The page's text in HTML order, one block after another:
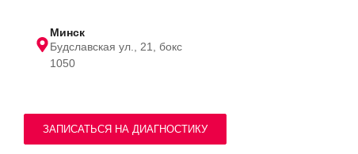
Минск
Будславская ул., 21, бокс
1050
ЗАПИСАТЬСЯ НА ДИАГНОСТИКУ